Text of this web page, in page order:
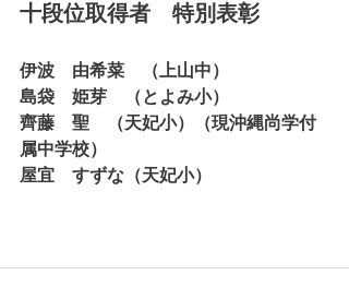
十段位取得者　特別表彰
伊波　由希菜　（上山中）
島袋　姫芽　（とよみ小）
齊藤　聖　（天妃小）（現沖縄尚学付
属中学校）
屋宜　すずな（天妃小）